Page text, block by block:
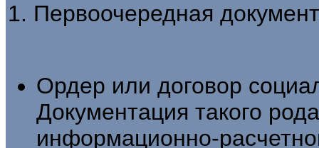
1. Первоочередная
Ордер или договор
Документация такого
информационно-